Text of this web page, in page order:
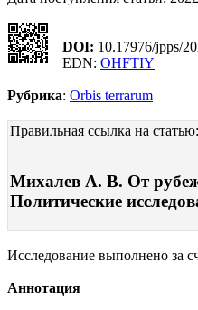
DOI: 10.17976/jpps/
EDN: OHFTIY
Рубрика: Orbis terrarum
Правильная ссылка на статью:
Михалев А. В. От
Политические
Исследование выполнено за
Аннотация